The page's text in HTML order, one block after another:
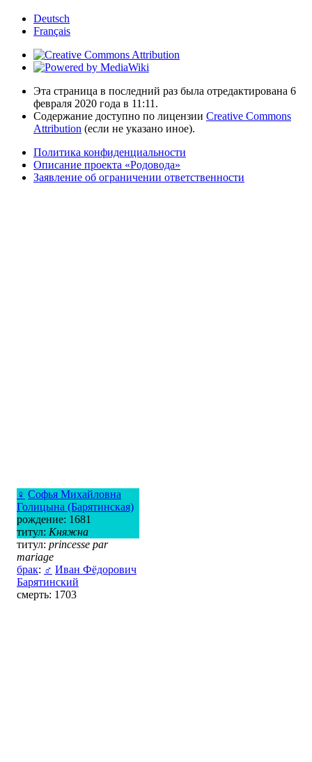
♀ Софья Михайловна
Голицына (Барятинская)
рождение: 1681
титул: Княжна
титул: princesse par
mariage
брак: ♂ Иван Фёдорович
Барятинский
смерть: 1703
Deutsch
Français
Эта страница в последний раз была отредактирована 6
февраля 2020 года в 11:11.
Содержание доступно по лицензии Creative Commons
Attribution (если не указано иное).
Политика конфиденциальности
Описание проекта «Родовода»
Заявление об ограничении ответственности